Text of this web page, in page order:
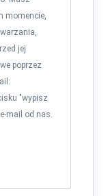
momencie,
jej
poprzez
"wypisz
mail od nas.